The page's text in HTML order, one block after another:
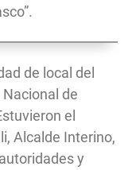
de local del
de
el
Alcalde Interino,
y